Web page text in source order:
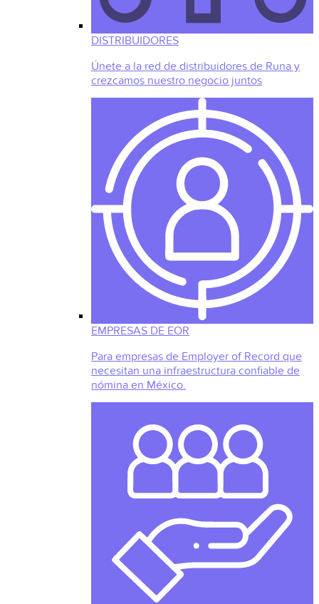
DISTRIBUIDORES
Únete a la red de distribuidores de Runa y
crezcamos nuestro negocio juntos
EMPRESAS DE EOR
Para empresas de Employer of Record que
necesitan una infraestructura confiable de
nómina en México.